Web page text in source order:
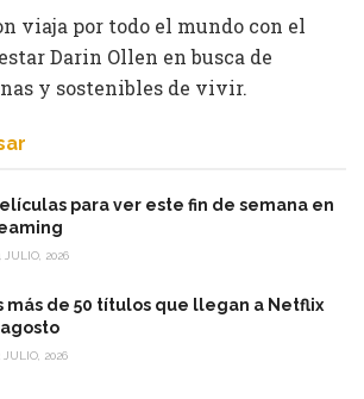
viaja por todo el mundo con el
Darin Ollen en busca de
y sostenibles de vivir.
para ver este fin de semana en
JULIO, 2026
más de 50 títulos que llegan a Netflix
JULIO, 2026